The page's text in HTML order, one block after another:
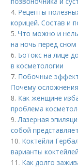
4. Рецепты
корицей. Состав и
5.Что можно и
на ночь перед сном
6. Ботокс на лице
в косметологии
7. Побочные
Почему
8. Как женщине
проблема
9.Лазерная
собой
10. Коктейли
варианты
11. Как долго